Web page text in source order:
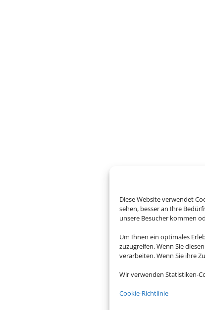
Diese Website verwendet
sehen, besser an Ihre
unsere Besucher kommen
Um Ihnen ein optimales
zuzugreifen. Wenn Sie
verarbeiten. Wenn Sie ihre
Wir verwenden Statistiken-
Cookie-Richtlinie